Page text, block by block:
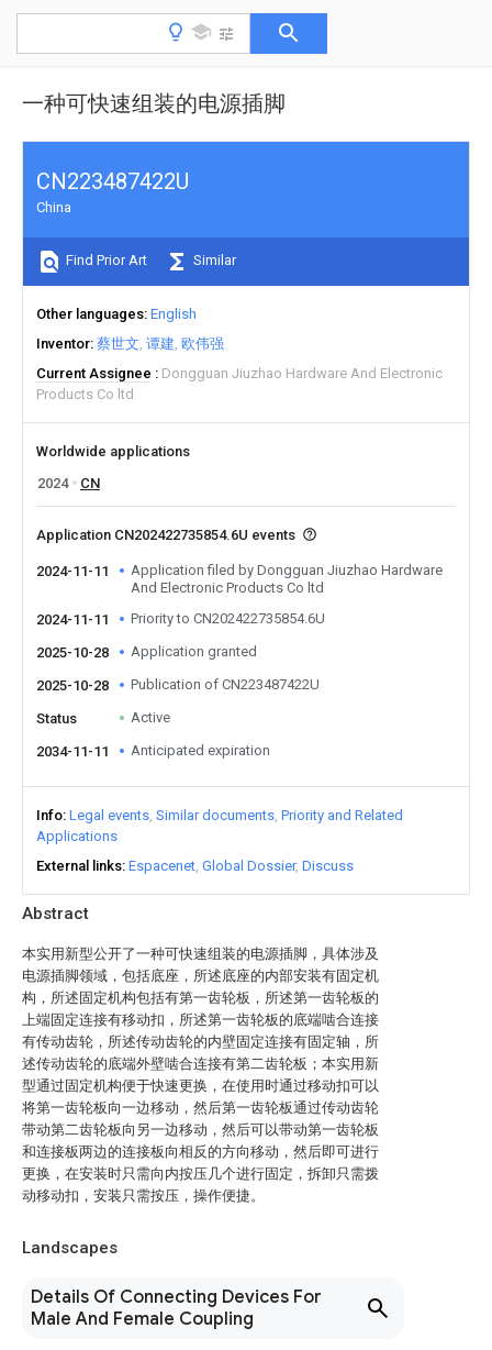
一种可快速组装的电源插脚
Abstract
本实用新型公开了一种可快速组装的电源插脚，具体涉及
电源插脚领域，包括底座，所述底座的内部安装有固定机
构，所述固定机构包括有第一齿轮板，所述第一齿轮板的
上端固定连接有移动扣，所述第一齿轮板的底端啮合连接
有传动齿轮，所述传动齿轮的内壁固定连接有固定轴，所
述传动齿轮的底端外壁啮合连接有第二齿轮板；本实用新
型通过固定机构便于快速更换，在使用时通过移动扣可以
将第一齿轮板向一边移动，然后第一齿轮板通过传动齿轮
带动第二齿轮板向另一边移动，然后可以带动第一齿轮板
和连接板两边的连接板向相反的方向移动，然后即可进行
更换，在安装时只需向内按压几个进行固定，拆卸只需拨
动移动扣，安装只需按压，操作便捷。
Landscapes
Details Of Connecting Devices For
Male And Female Coupling
CN223487422U
China
Find Prior Art Similar
Other languages English
Inventor 蔡世文 谭建 欧伟强
Current Assignee
Dongguan Jiuzhao Hardware And Electronic
Products Co ltd
Worldwide applications
2024
CN
Application CN202422735854.6U events
2024-11-11
Application filed by Dongguan Jiuzhao Hardware
And Electronic Products Co ltd
2024-11-11
Priority to CN202422735854.6U
2025-10-28 Application granted
2025-10-28 Publication of CN223487422U
Status Active
2034-11-11 Anticipated expiration
Info Legal events Similar documents Priority and Related
Applications
External links Espacenet Global Dossier Discuss